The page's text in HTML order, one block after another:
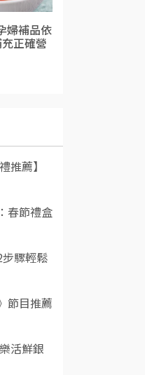
婦補品依
正確營
推薦】
春節禮盒
驟輕鬆
節目推薦
活鮮銀